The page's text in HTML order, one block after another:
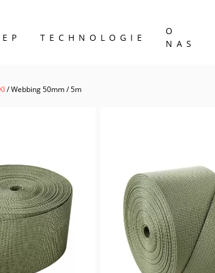
TECHNOLOGIE
O
NAS
/ Webbing 50mm / 5m